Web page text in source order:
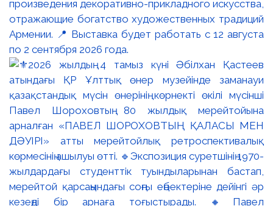
произведения декоративно-прикладного искусства,
отражающие богатство художественных традиций
Армении. 📍 Выставка будет работать с 12 августа
по 2 сентября 2026 года.